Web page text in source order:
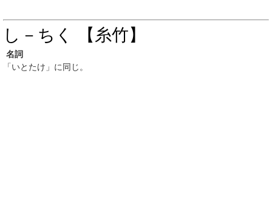
し－ちく 【糸竹】
名詞
「いとたけ」に同じ。